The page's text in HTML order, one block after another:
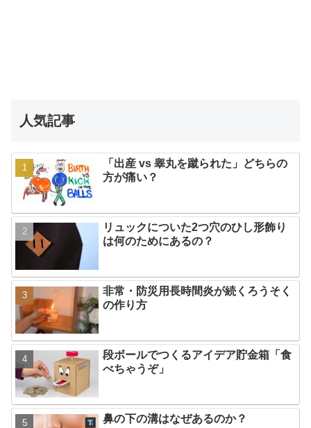
人気記事
「出産 vs 睾丸を蹴られた」どちらの
方が痛い？
リュックについた2つ穴のひし形飾り
は何のためにあるの？
非常・防災用長時間炎が続くろうそく
の作り方
段ボールでつくるアイデア貯金箱「食
べちゃうぞ」
鼻の下の溝はなぜあるのか？